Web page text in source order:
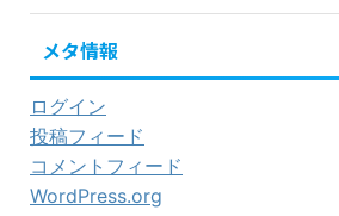
メタ情報
ログイン
投稿フィード
コメントフィード
WordPress.org